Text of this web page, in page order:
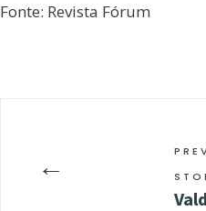
Fonte: Revista Fórum
←